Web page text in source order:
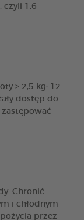
czyli 1,6
> 2,5 kg: 12
dostęp do
Chronić
i chłodnym
przez